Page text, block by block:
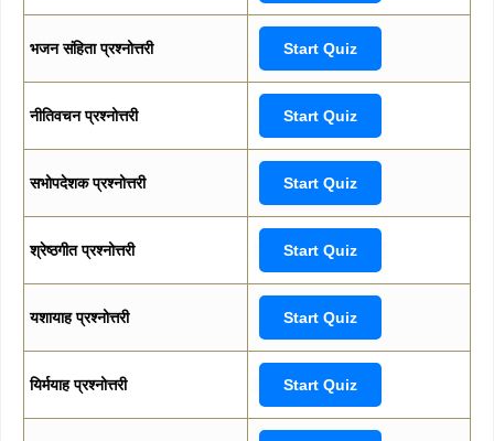
भजन संहिता प्रश्नोत्तरी Start Quiz
नीतिवचन प्रश्नोत्तरी Start Quiz
सभोपदेशक प्रश्नोत्तरी Start Quiz
श्रेष्ठगीत प्रश्नोत्तरी Start Quiz
यशायाह प्रश्नोत्तरी Start Quiz
यिर्मयाह प्रश्नोत्तरी Start Quiz